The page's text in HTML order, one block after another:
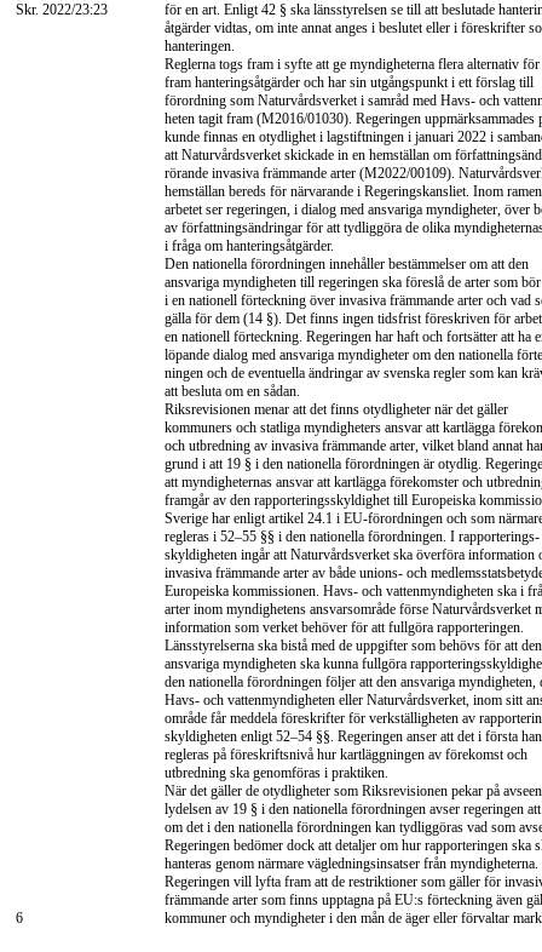
Skr. 2022/23:23
för en art. Enligt 42 § ska länsstyrelsen se till att beslutade
åtgärder vidtas, om inte annat anges i beslutet eller i föreskrifter
hanteringen.
Reglerna togs fram i syfte att ge myndigheterna flera alternativ för
fram hanteringsåtgärder och har sin utgångspunkt i ett förslag till
förordning som Naturvårdsverket i samråd med Havs- och
heten tagit fram (M2016/01030). Regeringen uppmärksammades
kunde finnas en otydlighet i lagstiftningen i januari 2022 i
att Naturvårdsverket skickade in en hemställan om
rörande invasiva främmande arter (M2022/00109).
hemställan bereds för närvarande i Regeringskansliet. Inom
arbetet ser regeringen, i dialog med ansvariga myndigheter, över
av författningsändringar för att tydliggöra de olika
i fråga om hanteringsåtgärder.
Den nationella förordningen innehåller bestämmelser om att den
ansvariga myndigheten till regeringen ska föreslå de arter som
i en nationell förteckning över invasiva främmande arter och vad
gälla för dem (14 §). Det finns ingen tidsfrist föreskriven för
en nationell förteckning. Regeringen har haft och fortsätter att ha
löpande dialog med ansvariga myndigheter om den nationella
ningen och de eventuella ändringar av svenska regler som kan
att besluta om en sådan.
Riksrevisionen menar att det finns otydligheter när det gäller
kommuners och statliga myndigheters ansvar att kartlägga
och utbredning av invasiva främmande arter, vilket bland annat
grund i att 19 § i den nationella förordningen är otydlig.
att myndigheternas ansvar att kartlägga förekomster och
framgår av den rapporteringsskyldighet till Europeiska
Sverige har enligt artikel 24.1 i EU-förordningen och som
regleras i 52–55 §§ i den nationella förordningen. I rapporterings-
skyldigheten ingår att Naturvårdsverket ska överföra information
invasiva främmande arter av både unions- och
Europeiska kommissionen. Havs- och vattenmyndigheten ska i
arter inom myndighetens ansvarsområde förse Naturvårdsverket
information som verket behöver för att fullgöra rapporteringen.
Länsstyrelserna ska bistå med de uppgifter som behövs för att den
ansvariga myndigheten ska kunna fullgöra
den nationella förordningen följer att den ansvariga myndigheten,
Havs- och vattenmyndigheten eller Naturvårdsverket, inom sitt
område får meddela föreskrifter för verkställigheten av
skyldigheten enligt52–54 §§. Regeringen anser att det i första
regleras på föreskriftsnivå hur kartläggningen av förekomst och
utbredning ska genomföras i praktiken.
När det gäller de otydligheter som Riksrevisionen pekar på
lydelsen av 19 § i den nationella förordningen avser regeringen
om det i den nationella förordningen kan tydliggöras vad som
Regeringen bedömer dock att detaljer om hur rapporteringen ska
hanteras genom närmare vägledningsinsatser från myndigheterna.
Regeringen vill lyfta fram att de restriktioner som gäller för
främmande arter som finns upptagna på EU:s förteckning även
6
kommuner och myndigheter i den mån de äger eller förvaltar mark